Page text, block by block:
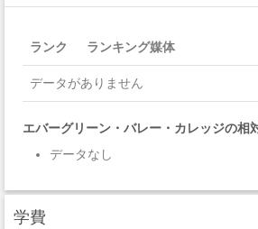
ランク ランキング媒体
データがありません
エバーグリーン・バレー・カレッジの相
データなし
学費